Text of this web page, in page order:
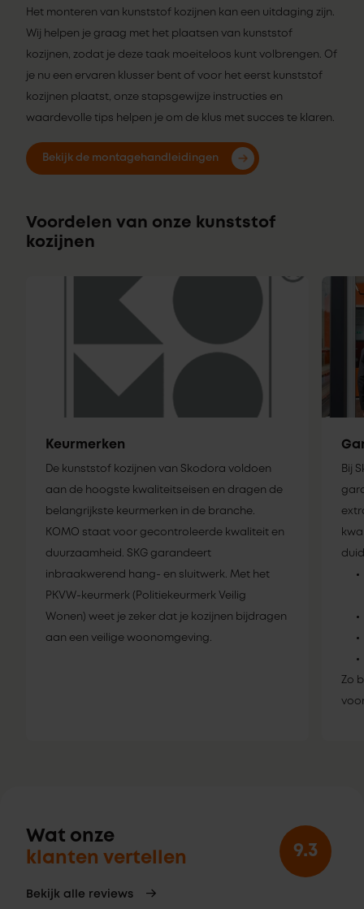
Het monteren van kunststof kozijnen kan een uitdaging zijn.
Wij helpen je graag met het plaatsen van kunststof
kozijnen, zodat je deze taak moeiteloos kunt volbrengen. Of
je nu een ervaren klusser bent of voor het eerst kunststof
kozijnen plaatst, onze stapsgewijze instructies en
waardevolle tips helpen je om de klus met succes te klaren.
Bekijk de montagehandleidingen
Voordelen van onze kunststof
kozijnen
Keurmerken
De kunststof kozijnen van Skodora voldoen
aan de hoogste kwaliteitseisen en dragen de
belangrijkste keurmerken in de branche.
KOMO staat voor gecontroleerde kwaliteit en
duurzaamheid. SKG garandeert
inbraakwerend hang- en sluitwerk. Met het
PKVW-keurmerk (Politiekeurmerk Veilig
Wonen) weet je zeker dat je kozijnen bijdragen
aan een veilige woonomgeving.
Bij
Zo
Wat onze
klanten vertellen
Bekijk alle reviews
9.3